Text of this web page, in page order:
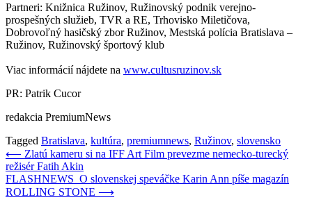
Partneri: Knižnica Ružinov, Ružinovský podnik verejno-
prospešných služieb, TVR a RE, Trhovisko Miletičova,
Dobrovoľný hasičský zbor Ružinov, Mestská polícia Bratislava –
Ružinov, Ružinovský športový klub
Viac informácií nájdete na www.cultusruzinov.sk
PR: Patrik Cucor
redakcia PremiumNews
Tagged Bratislava, kultúra, premiumnews, Ružinov, slovensko
Navigácia
v
článku
⟵ Zlatú kameru si na IFF Art Film prevezme nemecko-turecký
režisér Fatih Akin
FLASHNEWS_O slovenskej speváčke Karin Ann píše magazín
ROLLING STONE ⟶